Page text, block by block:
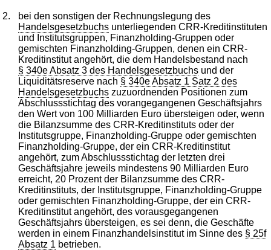
2.
bei den sonstigen der Rechnungslegung des
Handelsgesetzbuchs unterliegenden CRR-Kreditinstituten
und Institutsgruppen, Finanzholding-Gruppen oder
gemischten Finanzholding-Gruppen, denen ein CRR-
Kreditinstitut angehört, die dem Handelsbestand nach
§ 340e Absatz 3 des Handelsgesetzbuchs und der
Liquiditätsreserve nach § 340e Absatz 1 Satz 2 des
Handelsgesetzbuchs zuzuordnenden Positionen zum
Abschlussstichtag des vorangegangenen Geschäftsjahrs
den Wert von 100 Milliarden Euro übersteigen oder, wenn
die Bilanzsumme des CRR-Kreditinstituts oder der
Institutsgruppe, Finanzholding-Gruppe oder gemischten
Finanzholding-Gruppe, der ein CRR-Kreditinstitut
angehört, zum Abschlussstichtag der letzten drei
Geschäftsjahre jeweils mindestens 90 Milliarden Euro
erreicht, 20 Prozent der Bilanzsumme des CRR-
Kreditinstituts, der Institutsgruppe, Finanzholding-Gruppe
oder gemischten Finanzholding-Gruppe, der ein CRR-
Kreditinstitut angehört, des vorausgegangenen
Geschäftsjahrs übersteigen, es sei denn, die Geschäfte
werden in einem Finanzhandelsinstitut im Sinne des § 25f
Absatz 1 betrieben.